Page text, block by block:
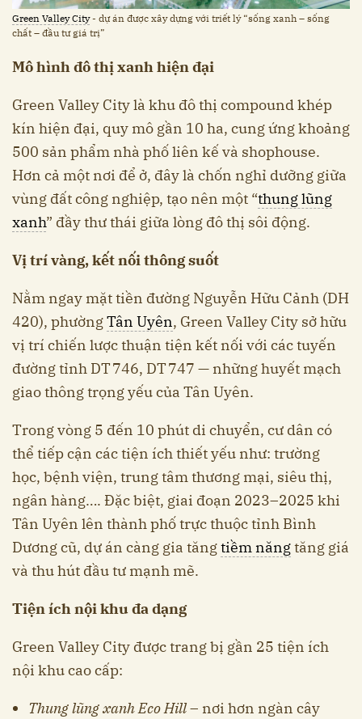
Green Valley City- dự án được xây dựng với triết lý “sống xanh – sống
chất – đầu tư giá trị”
Mô hình đô thị xanh hiện đại
Green Valley City là khu đô thị compound khép
kín hiện đại, quy mô gần 10 ha, cung ứng khoảng
500 sản phẩm nhà phố liên kế và shophouse.
Hơn cả một nơi để ở, đây là chốn nghỉ dưỡng giữa
vùng đất công nghiệp, tạo nên một “thung lũng
xanh” đầy thư thái giữa lòng đô thị sôi động.
Vị trí vàng, kết nối thông suốt
Nằm ngay mặt tiền đường Nguyễn Hữu Cảnh (DH
420), phườngTân Uyên, Green Valley City sở hữu
vị trí chiến lược thuận tiện kết nối với các tuyến
đường tỉnh DT 746, DT 747 — những huyết mạch
giao thông trọng yếu của Tân Uyên.
Trong vòng 5 đến 10 phút di chuyển, cư dân có
thể tiếp cận các tiện ích thiết yếu như: trường
học, bệnh viện, trung tâm thương mại, siêu thị,
ngân hàng…. Đặc biệt, giai đoạn 2023–2025 khi
Tân Uyên lên thành phố trực thuộc tỉnh Bình
Dương cũ, dự án càng gia tăngtiềm năngtăng giá
và thu hút đầu tư mạnh mẽ.
Tiện ích nội khu đa dạng
Green Valley City được trang bị gần 25 tiện ích
nội khu cao cấp:
Thung lũng xanh Eco Hill– nơi hơn ngàn cây